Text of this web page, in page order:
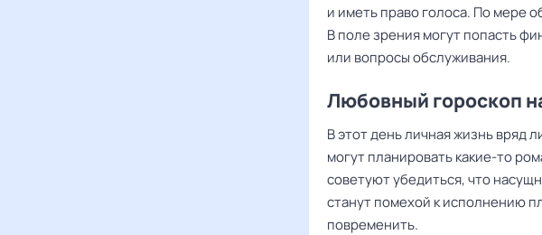
и иметь право голоса. По мере
В поле зрения могут попасть
или вопросы обслуживания.
Любовный гороскоп
В этот день личная жизнь вряд
могут планировать какие-то
советуют убедиться, что
станут помехой к исполнению
повременить.